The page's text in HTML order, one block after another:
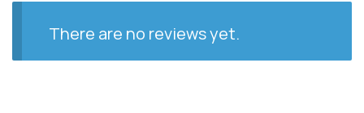
There are no reviews yet.